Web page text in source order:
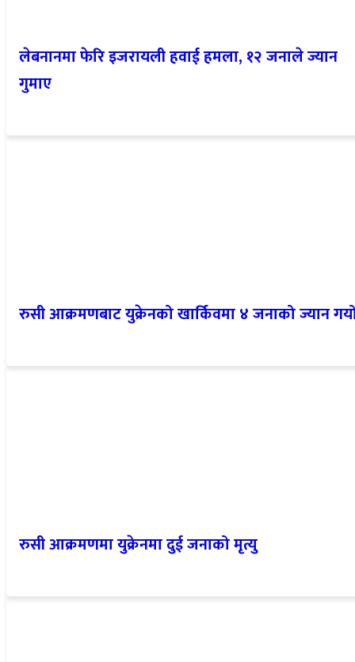
लेबनानमा फेरि इजरायली हवाई हमला, १२ जनाले ज्यान
गुमाए
रुसी आक्रमणबाट युक्रेनको खार्किवमा ४ जनाको ज्यान
रुसी आक्रमणमा युक्रेनमा दुई जनाको मृत्यु